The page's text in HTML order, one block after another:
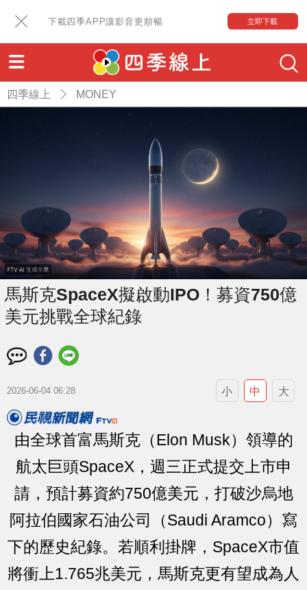
下載四季APP讓影音更順暢 立即下載
四季線上 MONEY
馬斯克SpaceX擬啟動IPO！募資750億
美元挑戰全球紀錄
2026-06-04 06:28 小 中 大
由全球首富馬斯克（Elon Musk）領導的
航太巨頭SpaceX，週三正式提交上市申
請，預計募資約750億美元，打破沙烏地
阿拉伯國家石油公司（Saudi Aramco）寫
下的歷史紀錄。若順利掛牌，SpaceX市值
將衝上1.765兆美元，馬斯克更有望成為人